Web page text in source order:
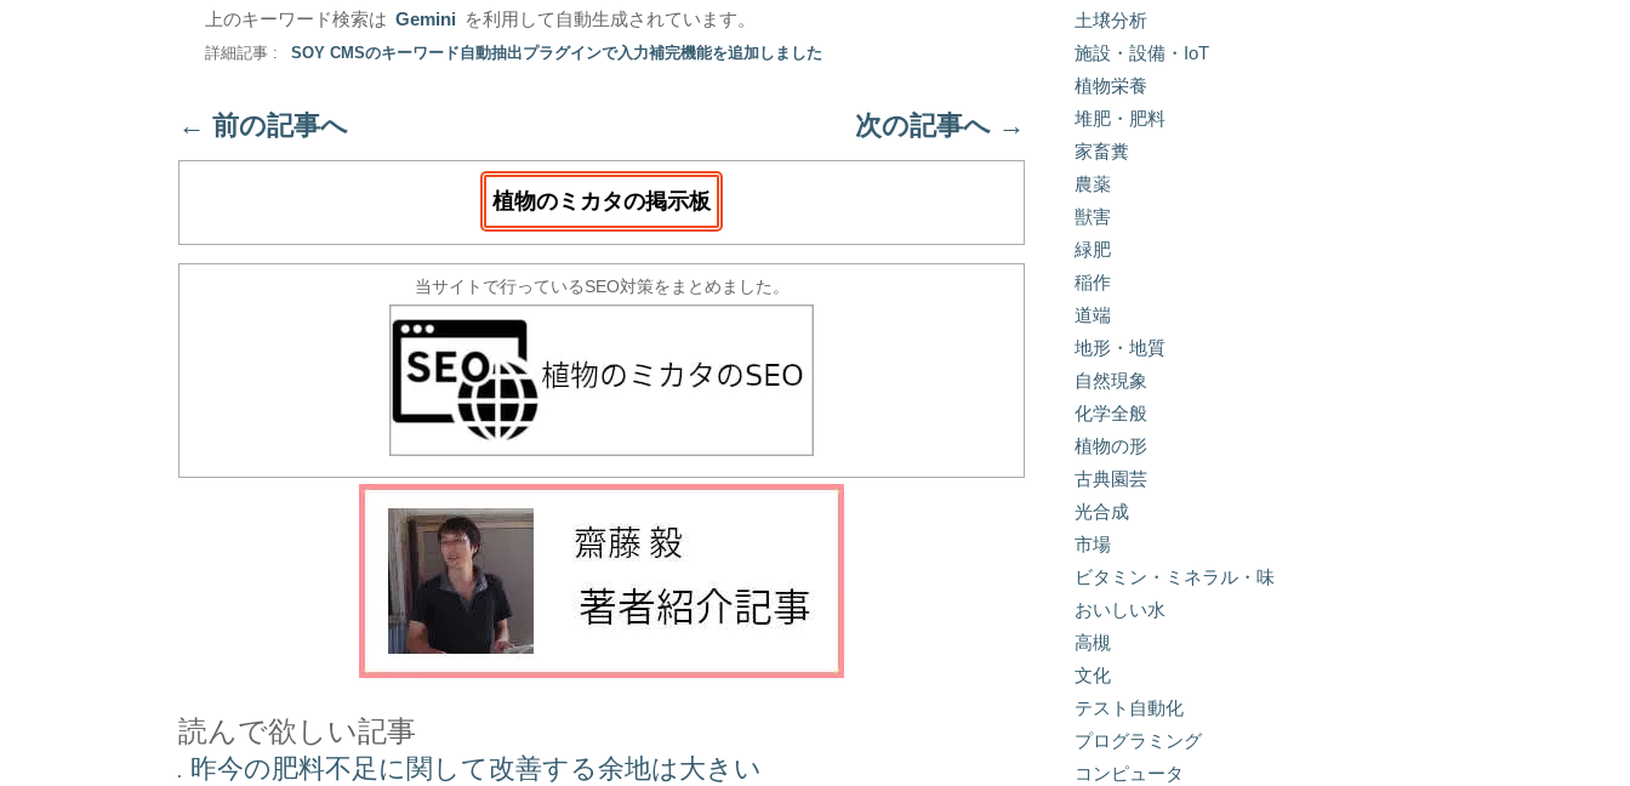
上のキーワード検索は Gemini を利用して自動生成されています。
詳細記事 : SOY CMSのキーワード自動抽出プラグインで入力補完機能を追加しました
← 前の記事へ 次の記事へ →
植物のミカタの掲示板
当サイトで行っているSEO対策をまとめました。
読んで欲しい記事
昨今の肥料不足に関して改善する余地は大きい
土壌分析
施設・設備・IoT
植物栄養
堆肥・肥料
家畜糞
農薬
獣害
緑肥
稲作
道端
地形・地質
自然現象
化学全般
植物の形
古典園芸
光合成
市場
ビタミン・ミネラル・味
おいしい水
高槻
文化
テスト自動化
プログラミング
コンピュータ